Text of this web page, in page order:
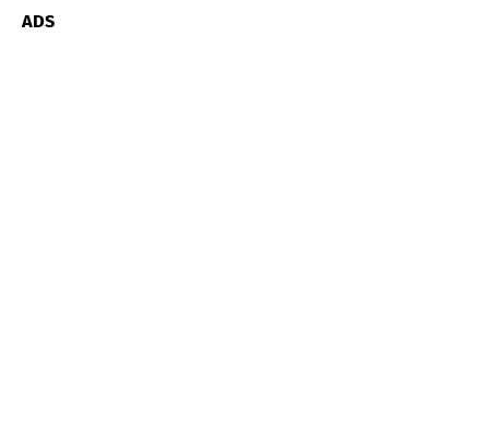
ADS